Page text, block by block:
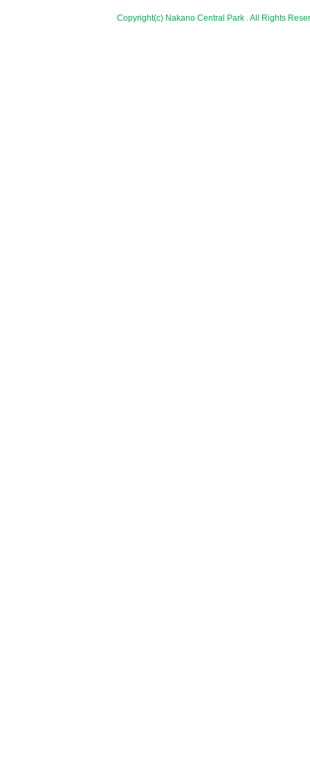
Copyright(c) Nakano Central Park . All Rights